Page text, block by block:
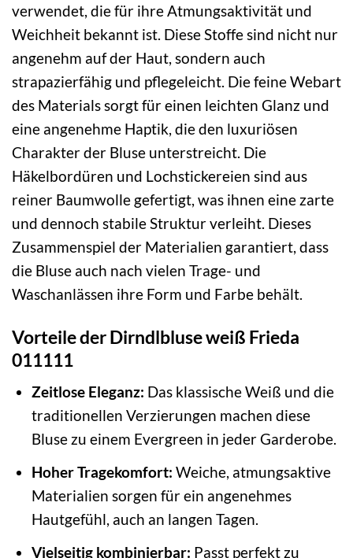
verwendet, die für ihre Atmungsaktivität und
Weichheit bekannt ist. Diese Stoffe sind nicht nur
angenehm auf der Haut, sondern auch
strapazierfähig und pflegeleicht. Die feine Webart
des Materials sorgt für einen leichten Glanz und
eine angenehme Haptik, die den luxuriösen
Charakter der Bluse unterstreicht. Die
Häkelbordüren und Lochstickereien sind aus
reiner Baumwolle gefertigt, was ihnen eine zarte
und dennoch stabile Struktur verleiht. Dieses
Zusammenspiel der Materialien garantiert, dass
die Bluse auch nach vielen Trage- und
Waschanlässen ihre Form und Farbe behält.
Vorteile der Dirndlbluse weiß Frieda
011111
Zeitlose Eleganz: Das klassische Weiß und die
traditionellen Verzierungen machen diese
Bluse zu einem Evergreen in jeder Garderobe.
Hoher Tragekomfort: Weiche, atmungsaktive
Materialien sorgen für ein angenehmes
Hautgefühl, auch an langen Tagen.
Vielseitig kombinierbar: Passt perfekt zu